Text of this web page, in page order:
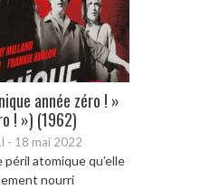
année zéro ! »
! ») (1962)
- 18 mai 2022
atomique qu’elle
nourri